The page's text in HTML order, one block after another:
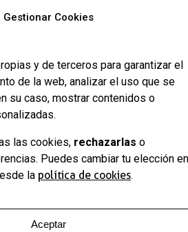
Gestionar Cookies
y de terceros para garantizar el
de la web, analizar el uso que se
su caso, mostrar contenidos o
las cookies, rechazarlas o
Puedes cambiar tu elección en
la política de cookies.
Aceptar
Política de
de
adhesión
de